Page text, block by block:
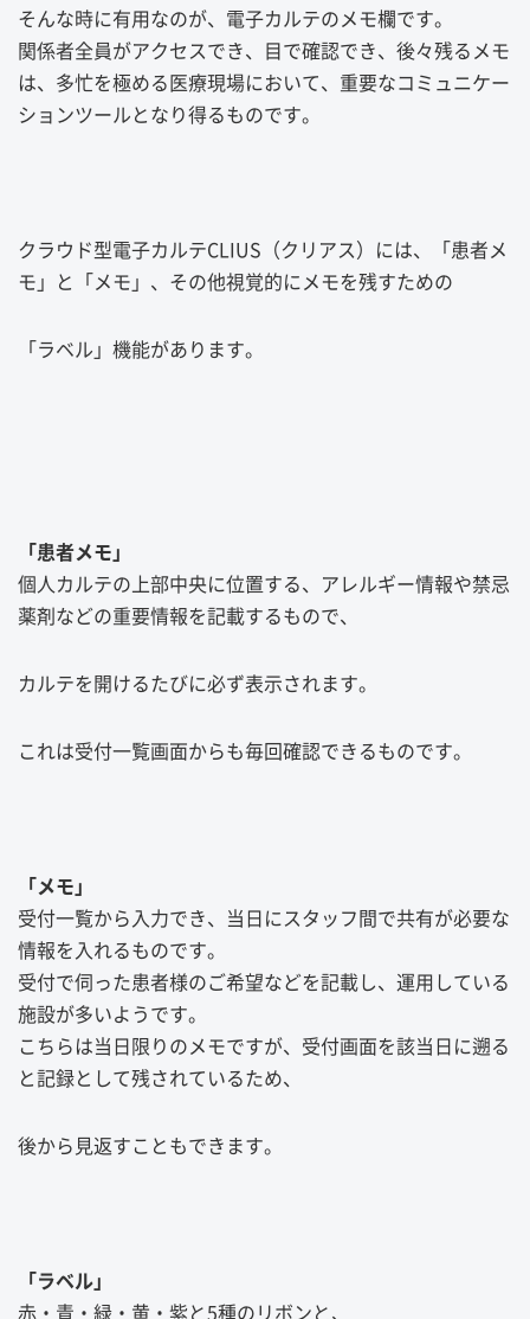
そんな時に有用なのが、電子カルテのメモ欄です。
関係者全員がアクセスでき、目で確認でき、後々残るメモ
は、多忙を極める医療現場において、重要なコミュニケー
ションツールとなり得るものです。
クラウド型電子カルテCLIUS（クリアス）には、「患者メ
モ」と「メモ」、その他視覚的にメモを残すための
「ラベル」機能があります。
「患者メモ」
個人カルテの上部中央に位置する、アレルギー情報や禁忌
薬剤などの重要情報を記載するもので、
カルテを開けるたびに必ず表示されます。
これは受付一覧画面からも毎回確認できるものです。
「メモ」
受付一覧から入力でき、当日にスタッフ間で共有が必要な
情報を入れるものです。
受付で伺った患者様のご希望などを記載し、運用している
施設が多いようです。
こちらは当日限りのメモですが、受付画面を該当日に遡る
と記録として残されているため、
後から見返すこともできます。
「ラベル」
赤・青・緑・黄・紫と5種のリボンと、